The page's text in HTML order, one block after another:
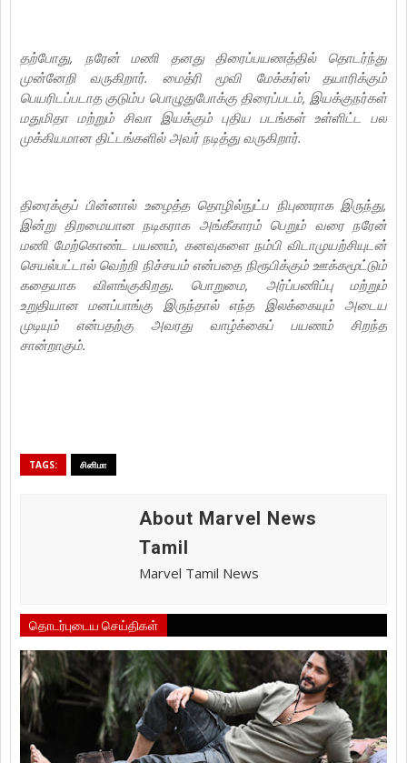
தற்போது, நரேன் மணி தனது திரைப்பயணத்தில் தொடர்ந்து
முன்னேறி வருகிறார். மைத்ரி மூவி மேக்கர்ஸ் தயாரிக்கும்
பெயரிடப்படாத குடும்ப பொழுதுபோக்கு திரைப்படம், இயக்குநர்கள்
மதுமிதா மற்றும் சிவா இயக்கும் புதிய படங்கள் உள்ளிட்ட பல
முக்கியமான திட்டங்களில் அவர் நடித்து வருகிறார்.
திரைக்குப் பின்னால் உழைத்த தொழில்நுட்ப நிபுணராக இருந்து,
இன்று திறமையான நடிகராக அங்கீகாரம் பெறும் வரை நரேன்
மணி மேற்கொண்ட பயணம், கனவுகளை நம்பி விடாமுயற்சியுடன்
செயல்பட்டால் வெற்றி நிச்சயம் என்பதை நிரூபிக்கும் ஊக்கமூட்டும்
கதையாக விளங்குகிறது. பொறுமை, அர்ப்பணிப்பு மற்றும்
உறுதியான மனப்பாங்கு இருந்தால் எந்த இலக்கையும் அடைய
முடியும் என்பதற்கு அவரது வாழ்க்கைப் பயணம் சிறந்த
சான்றாகும்.
TAGS: சினிமா
About Marvel News
Tamil
Marvel Tamil News
தொடர்புடைய செய்திகள்